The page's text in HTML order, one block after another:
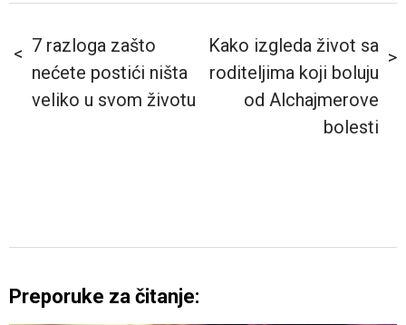
7 razloga zašto
nećete postići ništa
veliko u svom životu
Kako izgleda život sa
roditeljima koji boluju
od Alchajmerove
bolesti
Preporuke za čitanje: